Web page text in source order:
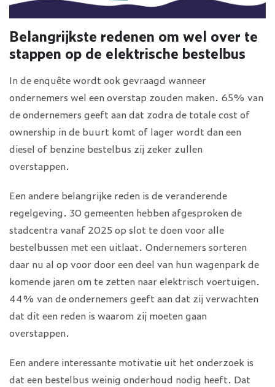
Belangrijkste redenen om wel over te
stappen op de elektrische bestelbus
In de enquête wordt ook gevraagd wanneer
ondernemers wel een overstap zouden maken. 65% van
de ondernemers geeft aan dat zodra de totale cost of
ownership in de buurt komt of lager wordt dan een
diesel of benzine bestelbus zij zeker zullen
overstappen.
Een andere belangrijke reden is de veranderende
regelgeving. 30 gemeenten hebben afgesproken de
stadcentra vanaf 2025 op slot te doen voor alle
bestelbussen met een uitlaat. Ondernemers sorteren
daar nu al op voor door een deel van hun wagenpark de
komende jaren om te zetten naar elektrisch voertuigen.
44% van de ondernemers geeft aan dat zij verwachten
dat dit een reden is waarom zij moeten gaan
overstappen.
Een andere interessante motivatie uit het onderzoek is
dat een bestelbus weinig onderhoud nodig heeft. Dat